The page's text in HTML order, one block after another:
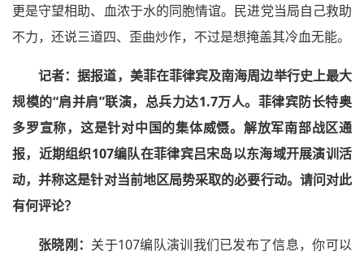
更是守望相助、血浓于水的同胞情谊。民进党当局自己救助
不力，还说三道四、歪曲炒作，不过是想掩盖其冷血无能。
记者：据报道，美菲在菲律宾及南海周边举行史上最大
规模的“肩并肩”联演，总兵力达1.7万人。菲律宾防长特奥
多罗宣称，这是针对中国的集体威慑。解放军南部战区通
报，近期组织107编队在菲律宾吕宋岛以东海域开展演训活
动，并称这是针对当前地区局势采取的必要行动。请问对此
有何评论？
张晓刚： 关于107编队演训我们已发布了信息，你可以